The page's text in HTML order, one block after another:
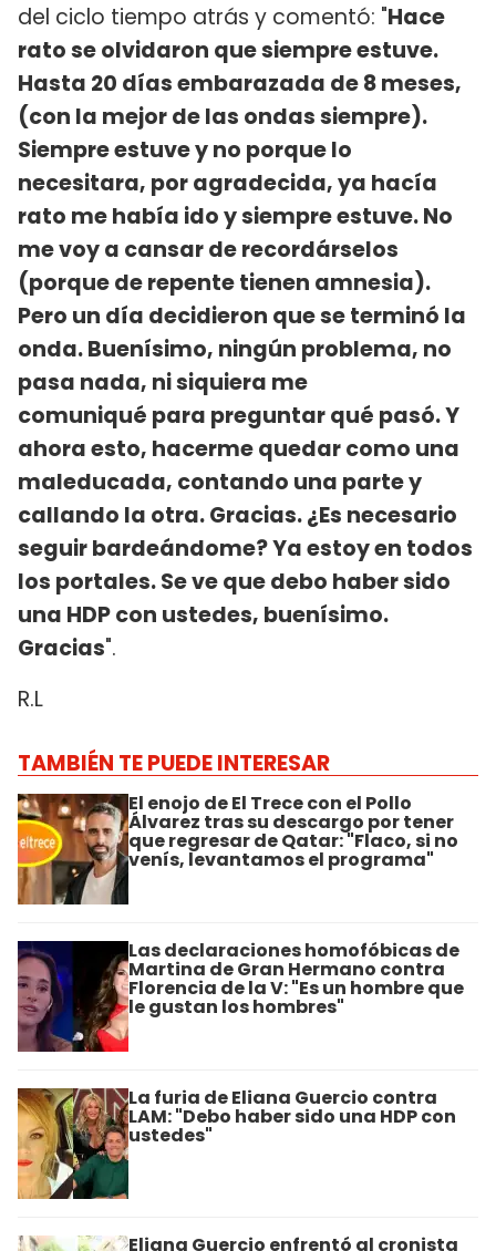
del ciclo tiempo atrás y comentó: "Hace
rato se olvidaron que siempre estuve.
Hasta 20 días embarazada de 8 meses,
(con la mejor de las ondas siempre).
Siempre estuve y no porque lo
necesitara, por agradecida, ya hacía
rato me había ido y siempre estuve. No
me voy a cansar de recordárselos
(porque de repente tienen amnesia).
Pero un día decidieron que se terminó la
onda. Buenísimo, ningún problema, no
pasa nada, ni siquiera me
comuniqué para preguntar qué pasó. Y
ahora esto, hacerme quedar como una
maleducada, contando una parte y
callando la otra. Gracias. ¿Es necesario
seguir bardeándome? Ya estoy en todos
los portales. Se ve que debo haber sido
una HDP con ustedes, buenísimo.
Gracias".
R.L
TAMBIÉN TE PUEDE INTERESAR
El enojo de El Trece con el Pollo
Álvarez tras su descargo por tener
que regresar de Qatar: "Flaco, si no
venís, levantamos el programa"
Las declaraciones homofóbicas de
Martina de Gran Hermano contra
Florencia de la V: "Es un hombre que
le gustan los hombres"
La furia de Eliana Guercio contra
LAM: "Debo haber sido una HDP con
ustedes"
Eliana Guercio enfrentó al cronista